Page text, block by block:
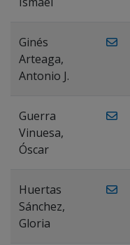
Ginés
Arteaga,
Antonio J.
Guerra
Vinuesa,
Óscar
Huertas
Sánchez,
Gloria